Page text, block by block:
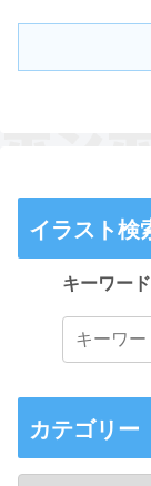
イラスト検
キーワー
カテゴリー